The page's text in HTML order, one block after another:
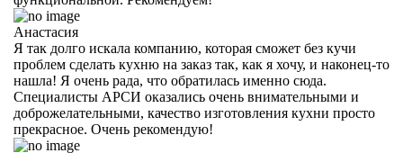
Анастасия
Я так долго искала компанию, которая сможет без кучи
проблем сделать кухню на заказ так, как я хочу, и наконец-то
нашла! Я очень рада, что обратилась именно сюда.
Специалисты АРСИ оказались очень внимательными и
доброжелательными, качество изготовления кухни просто
прекрасное. Очень рекомендую!